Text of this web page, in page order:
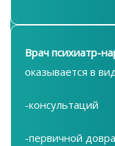
Врач психиатр-
оказывается в
-консультаций
-первичной